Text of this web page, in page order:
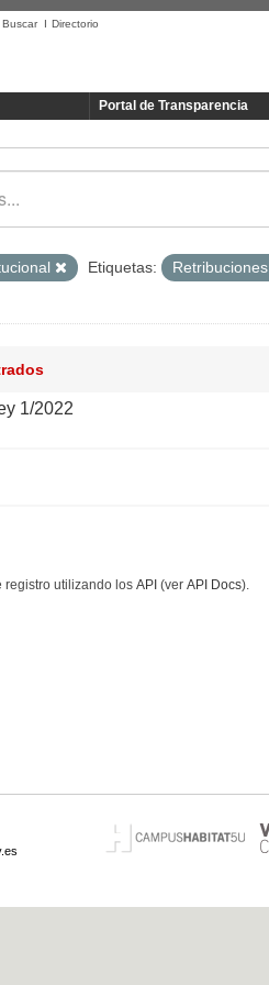
BuscarI Directorio
Portal de Transparencia
Etiquetas: Retribuciones
1/2022
registro utilizando los API (ver API Docs).